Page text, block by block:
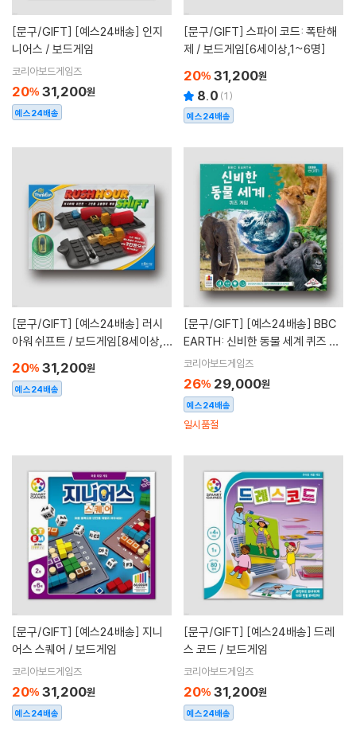
[문구/GIFT]
니어스 / 보드게임
코리아보드게임즈
20% 31,200원
예스24배송
[문구/GIFT]
제 / 보드게임[6세이상,1~6명]
20% 31,200원
8.0 (1)
예스24배송
[문구/GIFT]
아워 쉬프트 / 보드게임[8세이상,2
20% 31,200원
예스24배송
[문구/GIFT]
EARTH: 신비한 동물 세계 퀴즈 게
임 / 보드게임[만 8세이상,2~4명]
코리아보드게임즈
26% 29,000원
예스24배송
일시품절
[문구/GIFT]
어스 스퀘어 / 보드게임
코리아보드게임즈
20% 31,200원
예스24배송
[문구/GIFT]
스 코드 / 보드게임
코리아보드게임즈
20% 31,200원
예스24배송